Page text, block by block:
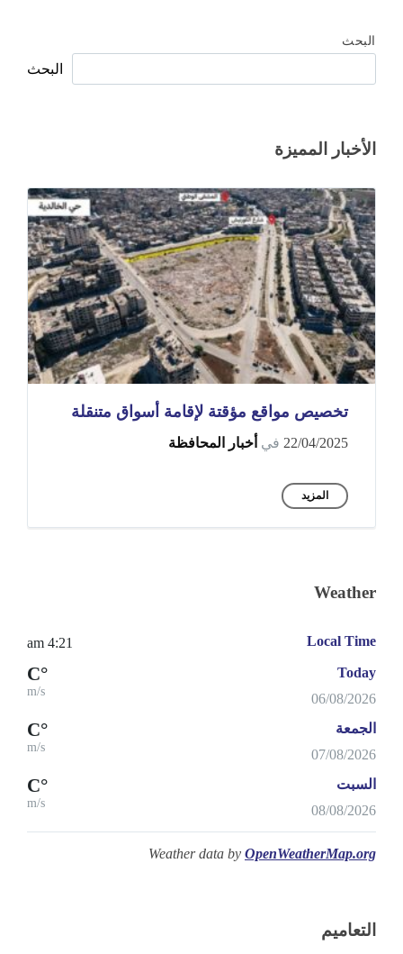
البحث
البحث
الأخبار المميزة
تخصيص مواقع مؤقتة لإقامة أسواق متنقلة
22/04/2025 في أخبار المحافظة
المزيد
Weather
Local Time
4:21 am
Today
06/08/2026
°C
m/s
الجمعة
07/08/2026
°C
m/s
السبت
08/08/2026
°C
m/s
Weather data by OpenWeatherMap.org
التعاميم